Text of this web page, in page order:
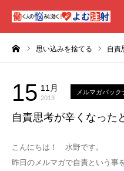
思い込みを捨てる 自責
15 11月
2013
メルマガバック
自責思考が辛くなった
こんにちは！ 水野です。
昨日のメルマガで自責という事